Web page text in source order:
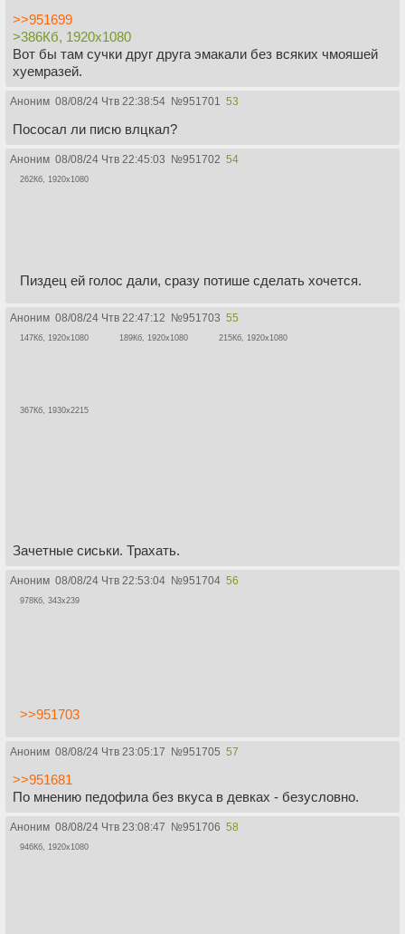
>>951699
>386Кб, 1920x1080
Вот бы там сучки друг друга эмакали без всяких чмояшей
хуемразей.
Аноним 08/08/24 Чтв 22:38:54 №951701 53
Пососал ли писю влцкал?
Аноним 08/08/24 Чтв 22:45:03 №951702 54
262Кб, 1920x1080
Пиздец ей голос дали, сразу потише сделать хочется.
Аноним 08/08/24 Чтв 22:47:12 №951703 55
147Кб, 1920x1080 189Кб, 1920x1080 215Кб, 1920x1080
367Кб, 1930x2215
Зачетные сиськи. Трахать.
Аноним 08/08/24 Чтв 22:53:04 №951704 56
978Кб, 343x239
>>951703
Аноним 08/08/24 Чтв 23:05:17 №951705 57
>>951681
По мнению педофила без вкуса в девках - безусловно.
Аноним 08/08/24 Чтв 23:08:47 №951706 58
946Кб, 1920x1080